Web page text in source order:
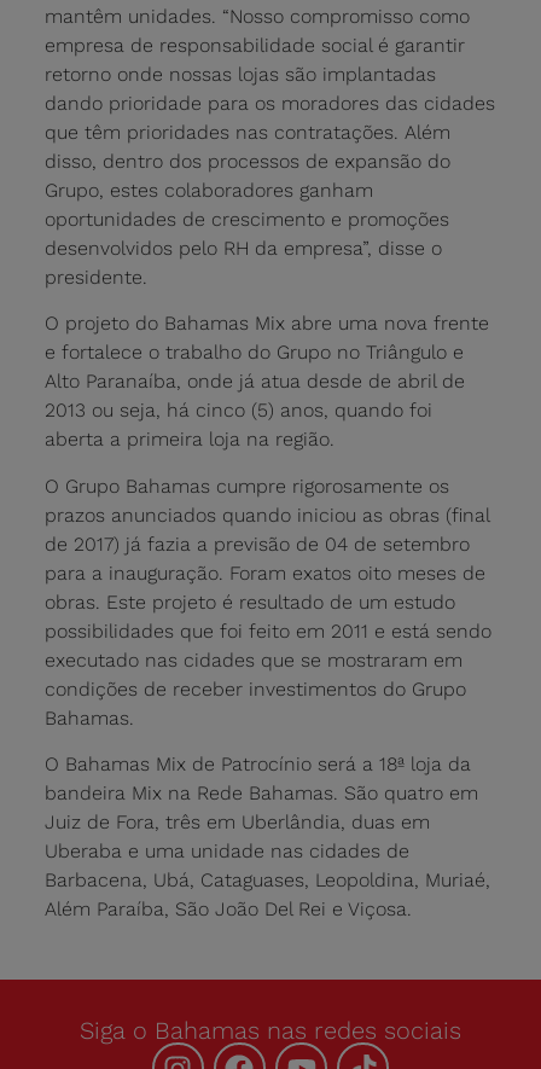
mantêm unidades. “Nosso compromisso como
empresa de responsabilidade social é garantir
retorno onde nossas lojas são implantadas
dando prioridade para os moradores das cidades
que têm prioridades nas contratações. Além
disso, dentro dos processos de expansão do
Grupo, estes colaboradores ganham
oportunidades de crescimento e promoções
desenvolvidos pelo RH da empresa”, disse o
presidente.
O projeto do Bahamas Mix abre uma nova frente
e fortalece o trabalho do Grupo no Triângulo e
Alto Paranaíba, onde já atua desde de abril de
2013 ou seja, há cinco (5) anos, quando foi
aberta a primeira loja na região.
O Grupo Bahamas cumpre rigorosamente os
prazos anunciados quando iniciou as obras (final
de 2017) já fazia a previsão de 04 de setembro
para a inauguração. Foram exatos oito meses de
obras. Este projeto é resultado de um estudo
possibilidades que foi feito em 2011 e está sendo
executado nas cidades que se mostraram em
condições de receber investimentos do Grupo
Bahamas.
O Bahamas Mix de Patrocínio será a 18ª loja da
bandeira Mix na Rede Bahamas. São quatro em
Juiz de Fora, três em Uberlândia, duas em
Uberaba e uma unidade nas cidades de
Barbacena, Ubá, Cataguases, Leopoldina, Muriaé,
Além Paraíba, São João Del Rei e Viçosa.
Siga o Bahamas nas redes sociais